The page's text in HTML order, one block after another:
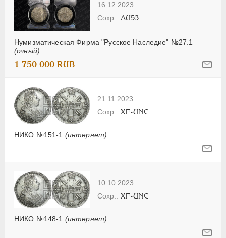
16.12.2023
Нумизматическая Фирма "Русское Наследие" №27.1
(очный)
AU53
1 750 000 RUB
21.11.2023
НИКО №151-1 (интернет)
XF-UNC
-
10.10.2023
НИКО №148-1 (интернет)
XF-UNC
-